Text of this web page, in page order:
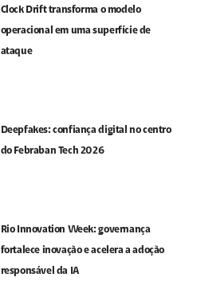
Clock Drift transforma o modelo
operacional em uma superfície de
ataque
Deepfakes: confiança digital no centro
do Febraban Tech 2026
Rio Innovation Week: governança
fortalece inovação e acelera a adoção
responsável da IA